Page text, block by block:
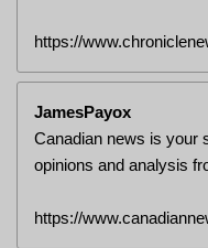
https://
JamesPayox
Canadian news is your
opinions and analysis
https://